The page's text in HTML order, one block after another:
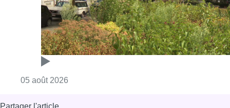
23 mai 2017- 07h30
Donald Trump
États-Unis
Mobilité
Monde
OTAN
Bruxelles-ville
News